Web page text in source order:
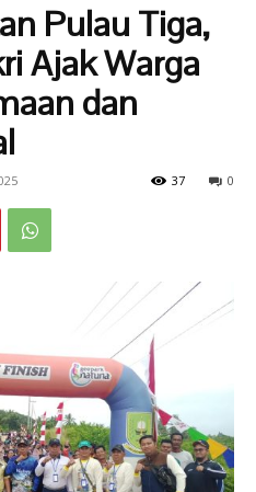
Pulau Tiga,
Ajak Warga
dan
0
37